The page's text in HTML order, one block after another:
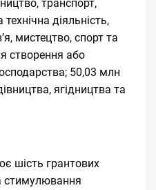
транспорт,
діяльність,
мистецтво, спорт та
створення або
50,03 млн
ягідництва та
шість грантових
стимулювання